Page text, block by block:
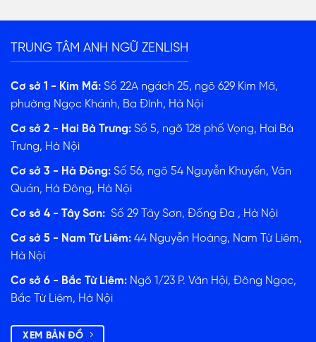
TRUNG TÂM ANH NGỮ ZENLISH
Cơ sở 1 - Kim Mã: Số 22A ngách 25, ngõ 629 Kim Mã,
phường Ngọc Khánh, Ba Đình, Hà Nội
Cơ sở 2 - Hai Bà Trưng: Số 5, ngõ 128 phố Vọng, Hai Bà
Trưng, Hà Nội
Cơ sở 3 - Hà Đông: Số 56, ngõ 54 Nguyễn Khuyến, Văn
Quán, Hà Đông, Hà Nội
Cơ sở 4 - Tây Sơn: Số 29 Tây Sơn, Đống Đa , Hà Nội
Cơ sở 5 - Nam Từ Liêm: 44 Nguyễn Hoàng, Nam Từ Liêm,
Hà Nội
Cơ sở 6 - Bắc Từ Liêm: Ngõ 1/23 P. Văn Hội, Đông Ngạc,
Bắc Từ Liêm, Hà Nội
XEM BẢN ĐỒ